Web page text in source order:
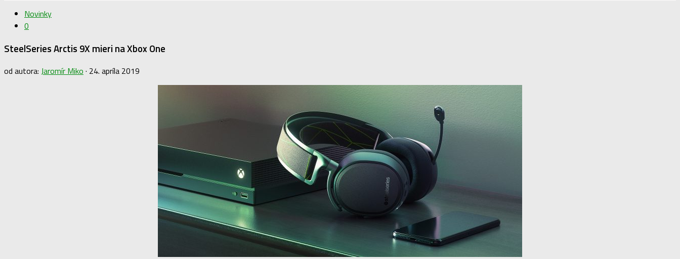
Novinky
0
SteelSeries Arctis 9X mieri na Xbox One
od autora: Jaromír Miko · 24. apríla 2019